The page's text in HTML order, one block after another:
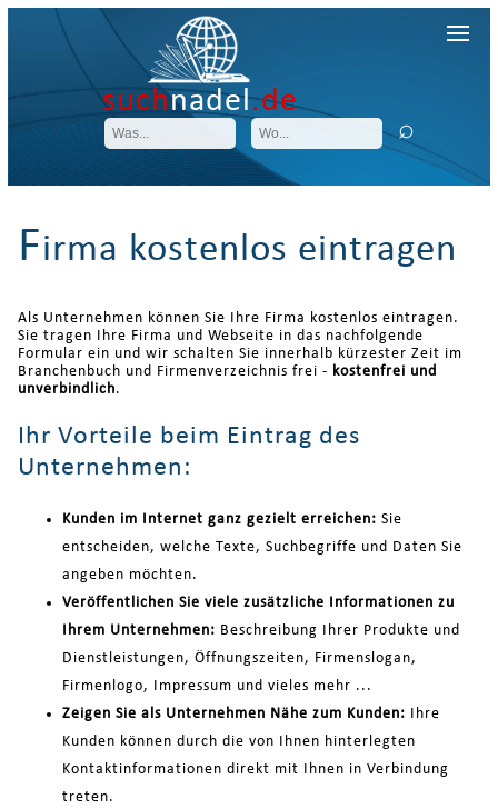
suchnadel.de
Firma kostenlos eintragen
Als Unternehmen können Sie Ihre Firma kostenlos eintragen.
Sie tragen Ihre Firma und Webseite in das nachfolgende
Formular ein und wir schalten Sie innerhalb kürzester Zeit im
Branchenbuch und Firmenverzeichnis frei - kostenfrei und
unverbindlich.
Ihr Vorteile beim Eintrag des
Unternehmen:
Kunden im Internet ganz gezielt erreichen: Sie
entscheiden, welche Texte, Suchbegriffe und Daten Sie
angeben möchten.
Veröffentlichen Sie viele zusätzliche Informationen zu
Ihrem Unternehmen: Beschreibung Ihrer Produkte und
Dienstleistungen, Öffnungszeiten, Firmenslogan,
Firmenlogo, Impressum und vieles mehr ...
Zeigen Sie als Unternehmen Nähe zum Kunden: Ihre
Kunden können durch die von Ihnen hinterlegten
Kontaktinformationen direkt mit Ihnen in Verbindung
treten.